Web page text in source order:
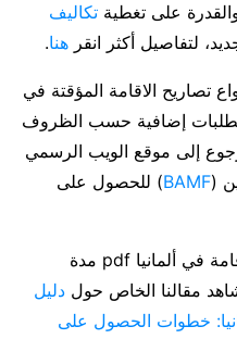
والقدرة على تغطية تكاليف
لتفاصيل أكثر انقر هنا.
تصاريح الاقامة المؤقتة في
إضافية حسب الظروف
إلى موقع الويب الرسمي
(
BAMF) للحصول على
لتفاصيل أكثر عن طلب تجديد الإقامة في ألمانيا pdf مدة
مقالنا الخاص حول دليل
خطوات الحصول على